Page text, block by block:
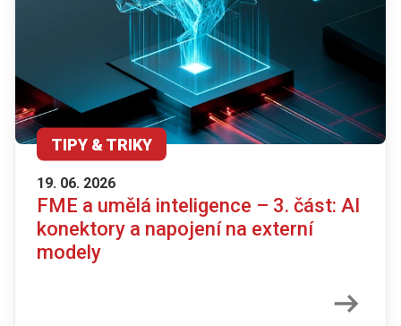
TIPY & TRIKY
19. 06. 2026
FME a umělá inteligence – 3. část: AI
konektory a napojení na externí
modely